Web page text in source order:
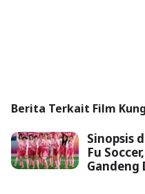
Berita Terkait Film
Sinopsis
Fu
Gandeng